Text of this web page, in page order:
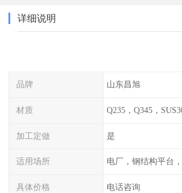
详细说明
品牌 山东昌旭
材质
加工定做 是
适用场所
具体价格 电话咨询